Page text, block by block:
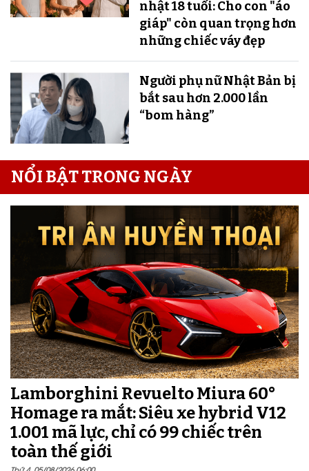
nhật 18 tuổi: Cho con "áo
giáp" còn quan trọng hơn
những chiếc váy đẹp
Người phụ nữ Nhật Bản bị
bắt sau hơn 2.000 lần
“bom hàng”
NỔI BẬT TRONG NGÀY
Lamborghini Revuelto Miura 60°
Homage ra mắt: Siêu xe hybrid V12
1.001 mã lực, chỉ có 99 chiếc trên
toàn thế giới